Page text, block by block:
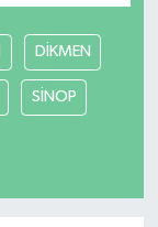
DİKMEN
SİNOP